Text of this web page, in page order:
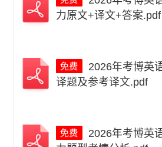
力原文+译文+答案.pdf
译题及参考译文.pdf